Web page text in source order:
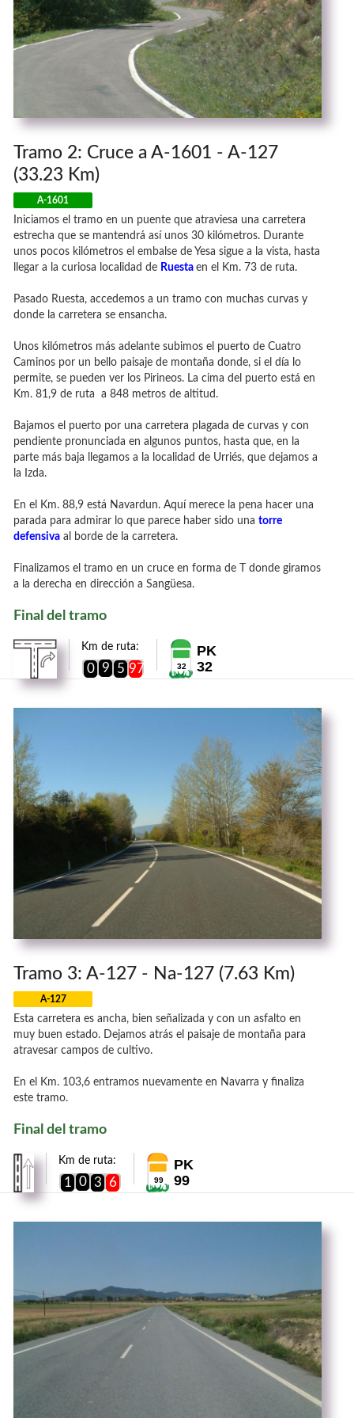
Tramo 2: Cruce a A-1601 - A-127
(33.23 Km)
A-1601
Iniciamos el tramo en un puente que atraviesa una carretera
estrecha que se mantendrá así unos 30 kilómetros. Durante
unos pocos kilómetros el embalse de Yesa sigue a la vista, hasta
llegar a la curiosa localidad de Ruesta en el Km. 73 de ruta.
Pasado Ruesta, accedemos a un tramo con muchas curvas y
donde la carretera se ensancha.
Unos kilómetros más adelante subimos el puerto de Cuatro
Caminos por un bello paisaje de montaña donde, si el día lo
permite, se pueden ver los Pirineos. La cima del puerto está en
Km. 81,9 de ruta a 848 metros de altitud.
Bajamos el puerto por una carretera plagada de curvas y con
pendiente pronunciada en algunos puntos, hasta que, en la
parte más baja llegamos a la localidad de Urriés, que dejamos a
la Izda.
En el Km. 88,9 está Navardun. Aquí merece la pena hacer una
parada para admirar lo que parece haber sido una torre
defensiva al borde de la carretera.
Finalizamos el tramo en un cruce en forma de T donde giramos
a la derecha en dirección a Sangüesa.
Final del tramo
Km de ruta:
0 9 5 97 32
PK
32
Tramo 3: A-127 - Na-127 (7.63 Km)
A-127
Esta carretera es ancha, bien señalizada y con un asfalto en
muy buen estado. Dejamos atrás el paisaje de montaña para
atravesar campos de cultivo.
En el Km. 103,6 entramos nuevamente en Navarra y finaliza
este tramo.
Final del tramo
Km de ruta:
1 0 3 6 99
PK
99